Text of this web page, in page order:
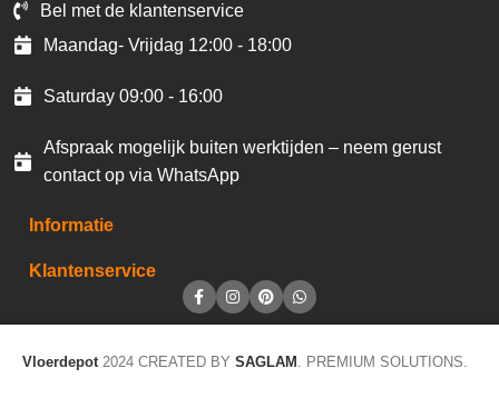
Bel met de klantenservice
Maandag- Vrijdag 12:00 - 18:00
Saturday 09:00 - 16:00
Afspraak mogelijk buiten werktijden – neem gerust
contact op via WhatsApp
Informatie
Klantenservice
Vloerdepot 2024 CREATED BY SAGLAM . PREMIUM SOLUTIONS.